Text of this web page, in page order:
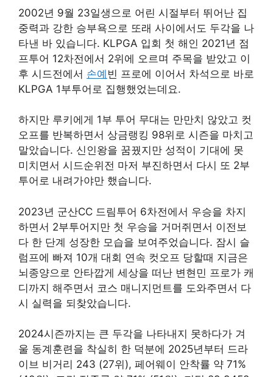
2002년 9월 23일생으로 어린 시절부터 뛰어난 집
중력과 강한 승부욕으로 또래 사이에서도 두각을 나
타낸 바 있습니다. KLPGA 입회 첫 해인 2021년 점
프투어 12차전에서 2위에 오르며 주목을 받았고 이
후 시드전에서 손예 빈 프로에 이어서 차석으로 바로
KLPGA 1부투어로 집행했었는데요.
하지만 루키에게 1부 투어 무대는 만만치 않았고 컷
오프를 반복하면서 상금랭킹 98위로 시즌을 마치고
말았습니다. 신인왕을 꿈꿨지만 성적이 기대에 못
미치면서 시드순위전 마저 부진하면서 다시 또 2부
투어로 내려가야만 했습니다.
2023년 군산CC 드림투어 6차전에서 우승을 차지
하면서 2부투어지만 첫 우승을 거머쥐면서 이전보
다 한 단계 성장한 모습을 보여주었습니다. 잠시 슬
럼프에 빠져 10개 대회 연속 컷오프 당할때 지금은
뇌종양으로 안타깝게 세상을 떠난 변현민 프로가 캐
디까지 해주면서 코스 매니지먼트를 도와주면서 다
시 실력을 되찾았습니다.
2024시즌까지는 큰 두각을 나타내지 못하다가 겨
울 동계훈련을 착실히 한 덕분에 2025년부터 드라
이브 비거리 243 (27위), 페어웨이 안착률 약 71%